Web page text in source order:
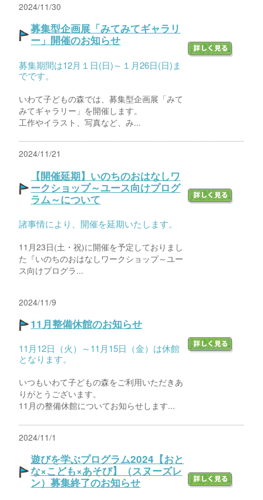
2024/11/30
募集型企画展「みてみてギャラリ
ー」開催のお知らせ
募集期間は12月１日(日)～１月26日(日)ま
でです。
いわて子どもの森では、募集型企画展「みて
みてギャラリー」を開催します。
工作やイラスト、写真など、み...
2024/11/21
【開催延期】いのちのおはなしワ
ークショップ～ユース向けプログ
ラム～について
諸事情により、開催を延期いたします。
11月23日(土・祝)に開催を予定しておりまし
た『いのちのおはなしワークショップ～ユー
ス向けプログラ...
2024/11/9
11月整備休館のお知らせ
11月12日（火）～11月15日（金）は休館
となります。
いつもいわて子どもの森をご利用いただきあ
りがとうございます。
11月の整備休館についてお知らせします...
2024/11/1
遊びを学ぶプログラム2024【おと
な×こども×あそび】（スヌーズレ
ン）募集終了のお知らせ